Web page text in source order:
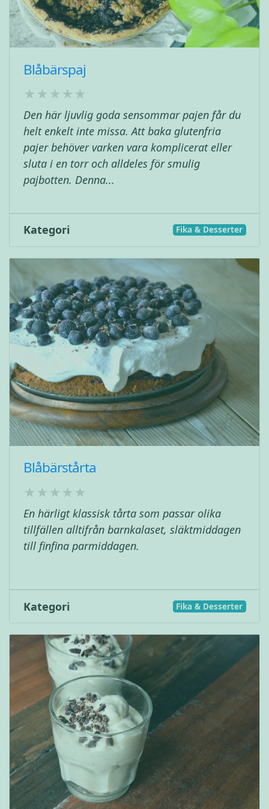
Blåbärspaj
Den här ljuvlig goda sensommar pajen får du
helt enkelt inte missa. Att baka glutenfria
pajer behöver varken vara komplicerat eller
sluta i en torr och alldeles för smulig
pajbotten. Denna...
Kategori Fika & Desserter
Blåbärstårta
En härligt klassisk tårta som passar olika
tillfällen alltifrån barnkalaset, släktmiddagen
till finfina parmiddagen.
Kategori Fika & Desserter